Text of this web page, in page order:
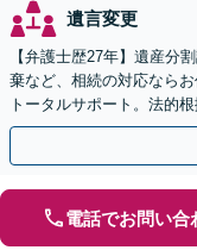
遺言変更
【弁護士歴27年】遺産分
棄など、相続の対応なら
トータルサポート。法的
希望に沿った結果に導き
電話でお問い合